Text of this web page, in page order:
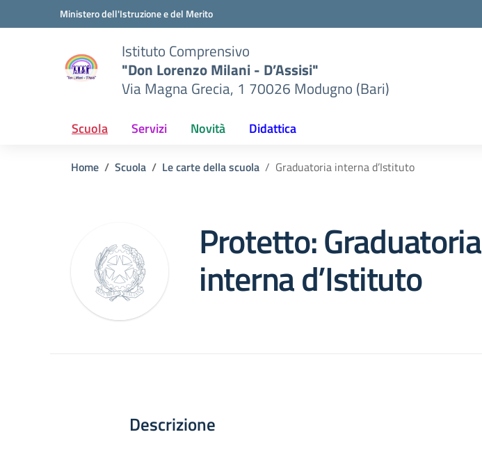
Vai ai contenuti
Vai al menu di navigazioneMinistero dell'Istruzione e del Merito
Istituto Comprensivo
"Don Lorenzo Milani - D’Assisi"
Via Magna Grecia, 1 70026 Modugno (Bari)
Scuola Servizi Novità Didattica
Home Scuola Le carte della scuola Graduatoria interna d’Istituto
Protetto: Graduatoria
interna d’Istituto
Descrizione